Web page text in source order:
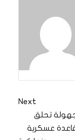
Next
تحلق
عسكرية